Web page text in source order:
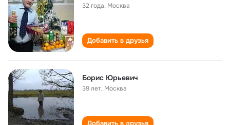
32 года, Москва
Добавить в друзья
Борис Юрьевич
39 лет, Москва
Добавить в друзья